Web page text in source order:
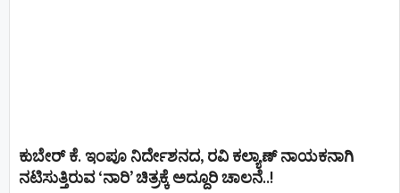
ಕುಬೇರ್ ಕೆ. ಇಂಪೂ ನಿರ್ದೇಶನದ, ರವಿ ಕಲ್ಯಾಣ್‍ ನಾಯಕನಾಗಿ
ನಟಿಸುತ್ತಿರುವ ‘ನಾರಿ’ ಚಿತ್ರಕ್ಕೆ ಅದ್ದೂರಿ ಚಾಲನೆ..!